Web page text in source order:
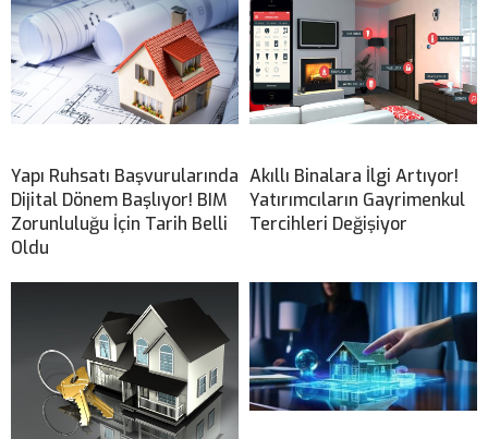
Yapı Ruhsatı Başvurularında
Dijital Dönem Başlıyor! BIM
Zorunluluğu İçin Tarih Belli
Oldu
Akıllı Binalara İlgi Artıyor!
Yatırımcıların Gayrimenkul
Tercihleri Değişiyor